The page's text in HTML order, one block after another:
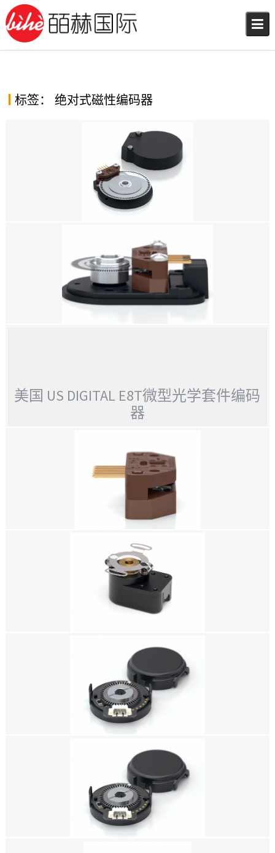
Skip
to
content
标签：绝对式磁性编码器
美国US DIGITAL,增量式 KIT 编码器,E3光学套件编码器,接受 .010 英寸轴向轴
美国 US DIGITAL E8T微型光学套件编码
器
美国 US DIGITAL EM2光学编码器模块 透射式
美国 US DIGITAL HB5M 空心孔光栅 光学编码器
美国 US DIGITAL E4T 微型光学套件编码器